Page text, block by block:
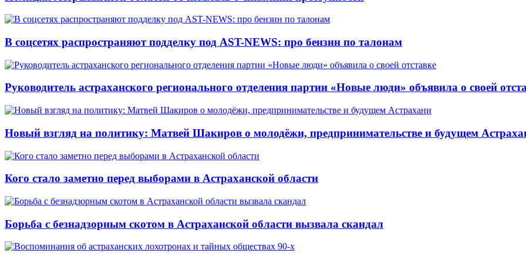
В соцсетях распространяют подделку под AST-NEWS: про бензин по талонам
Руководитель астраханского регионального отделения партии «Новые люди» объявила о своей
Новый взгляд на политику: Матвей Шакиров о молодёжи, предпринимательстве и будущем
Кого стало заметно перед выборами в Астраханской области
Борьба с безнадзорным скотом в Астраханской области вызвала скандал